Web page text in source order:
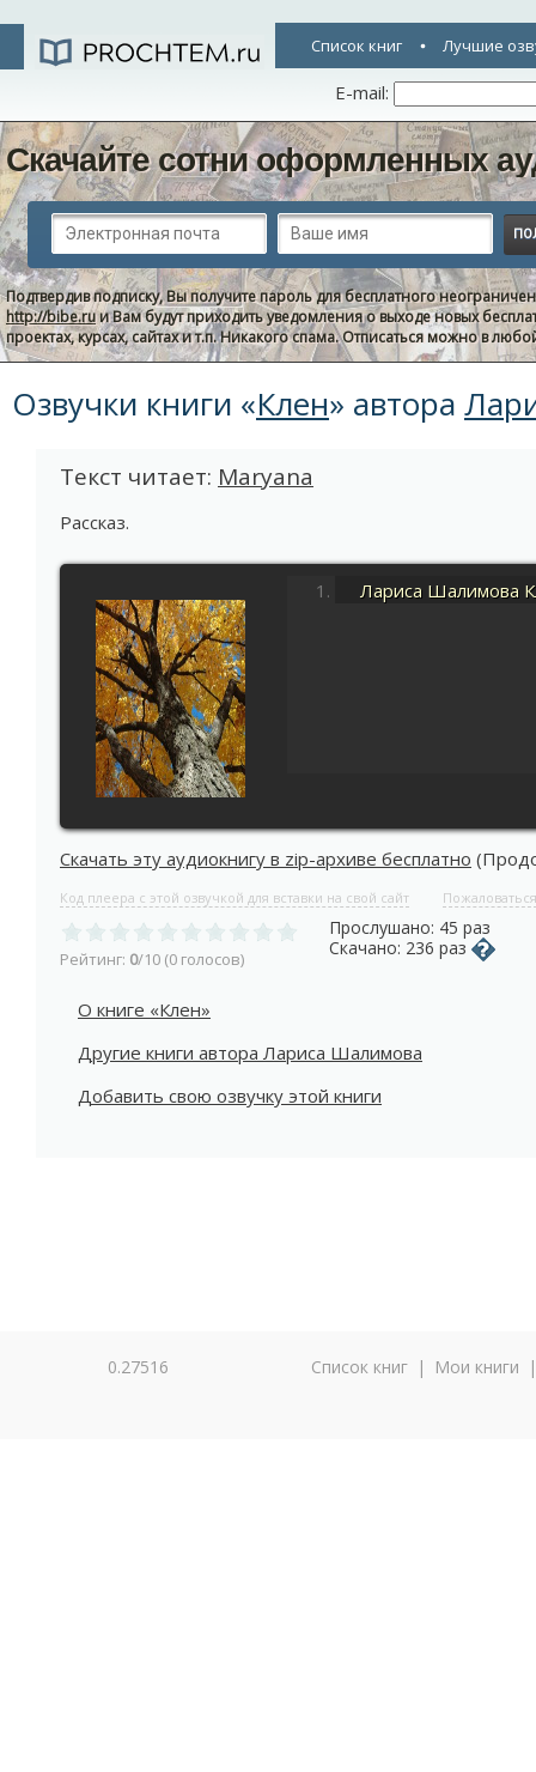
Список книг Лучшие
E-mail:
Скачайте сотни оформленных
Подтвердив подписку, Вы получите пароль для бесплатного
http://bibe.ruи Вам будут приходить уведомления о выходе новых
проектах, курсах, сайтах и т.п. Никакого спама. Отписаться можно в
Озвучки книги «Клен» автора
Текст читает: Maryana
Рассказ.
Лариса Шалимова
Скачать эту аудиокнигу в zip-архиве бесплатно
Код плеера с этой озвучкой для вставки на свой сайт Пожаловаться
Рейтинг: 0/10 (0 голосов)
Прослушано: 45 раз
Скачано: 236 раз
О книге «Клен»
Другие книги автора Лариса Шалимова
Добавить свою озвучку этой книги
0.27516 Список книг | Мои книги |